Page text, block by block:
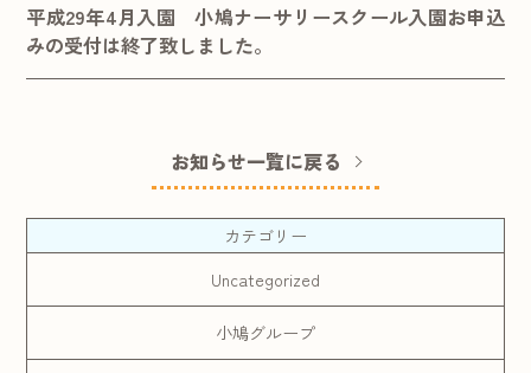
平成29年4月入園 小鳩ナーサリースクール入園お申込
みの受付は終了致しました。
お知らせ一覧に戻る
カテゴリー
Uncategorized
小鳩グループ